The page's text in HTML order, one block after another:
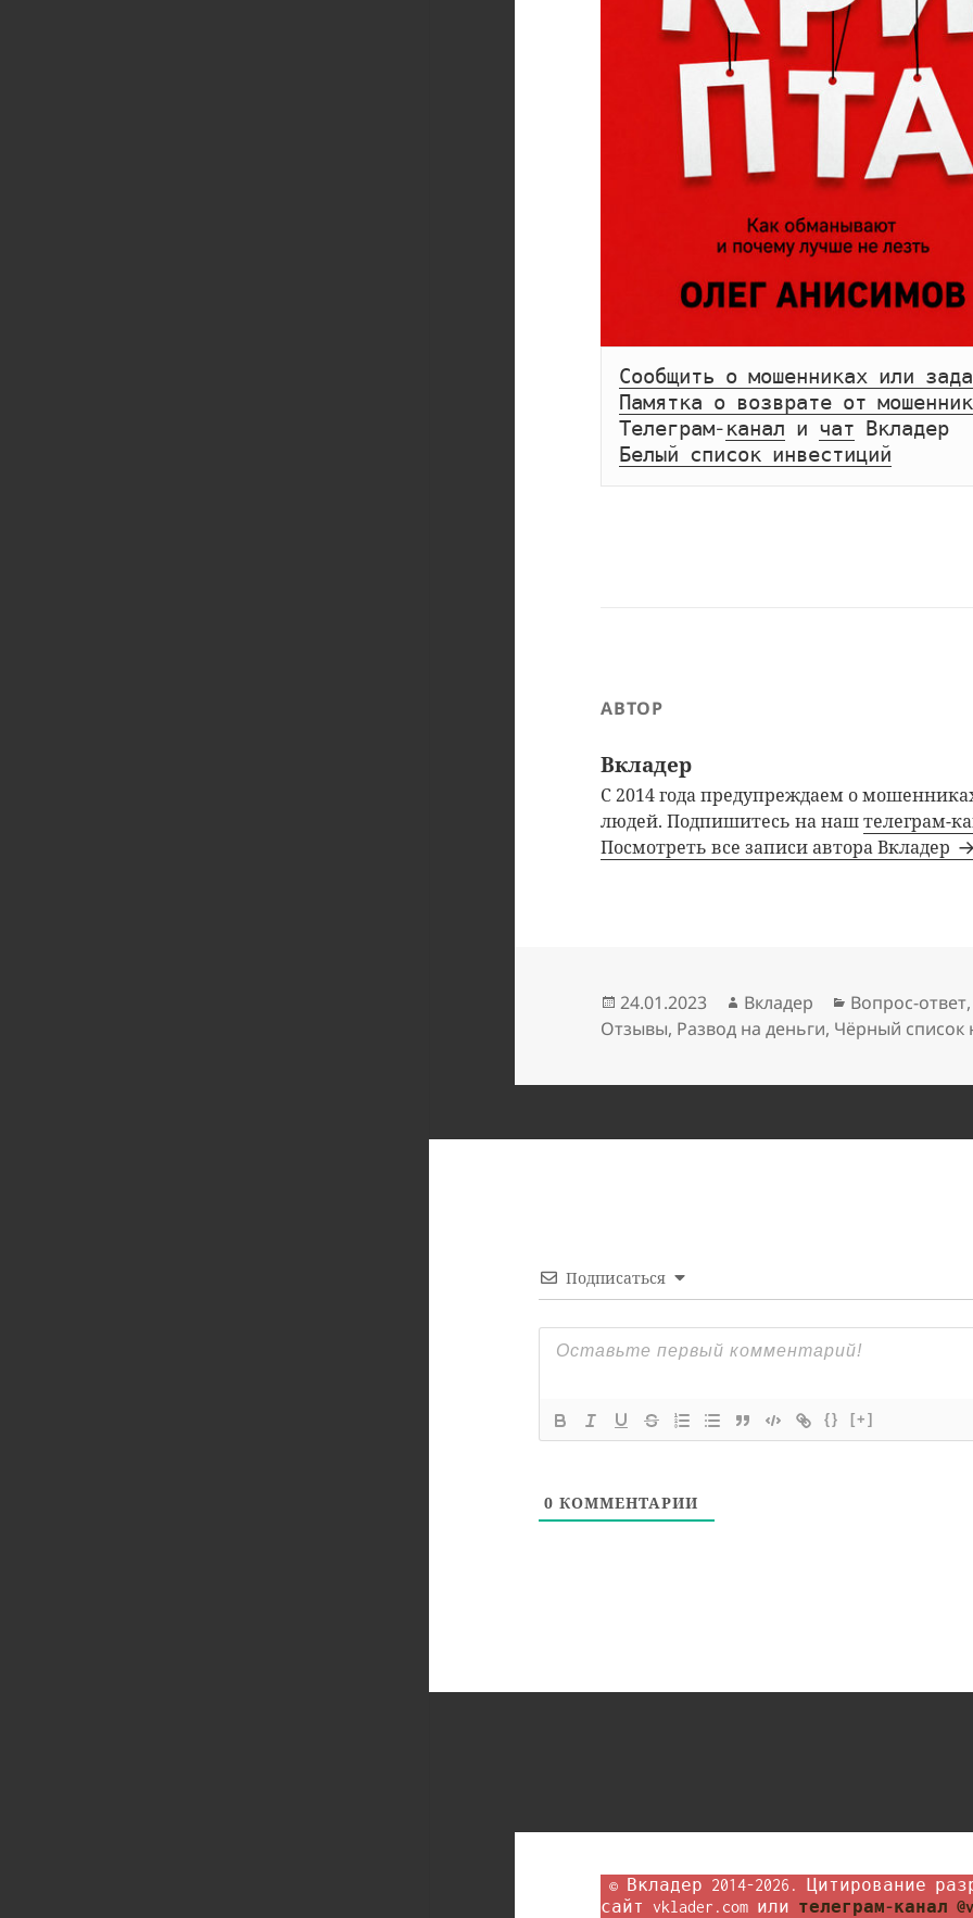
Сообщить о мошенниках или
Памятка о возврате от
Телеграм- канал и чат
Вкладер
Белый список инвестиций
АВТОР
Вкладер
С 2014 года предупреждаем о
людей. Подпишитесь на наштелеграм-
Посмотреть все записи автора Вкладер
Опубликовано
24.01.2023 Автор
Вкладер Рубрики
Вопрос-ответ
Отзывы, Развод на деньги, Чёрный список
Подписаться
{} [+]
0 КОММЕНТАРИИ
© Вкладер 2014-2026. Цитирование разрешается с гиперссылкой на
сайт vklader.com или телеграм-канал